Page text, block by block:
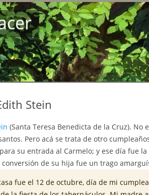
Stein
(Santa Teresa Benedicta de la Cruz). No
Pero acá se trata de otro
su entrada al Carmelo; y ese día fue
de su hija fue un trago
fue el 12 de octubre, día de mi